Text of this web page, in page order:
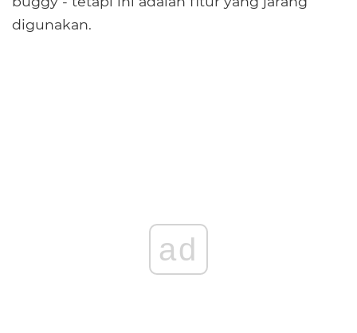
digunakan.
ad